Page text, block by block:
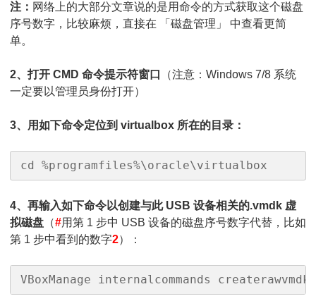
注： 网络上的大部分文章说的是用命令的方式获取这个磁盘
序号数字，比较麻烦，直接在 「磁盘管理」 中查看更简
单。
2、打开 CMD 命令提示符窗口
（注意：Windows 7/8 系统
一定要以管理员身份打开）
3、用如下命令定位到 virtualbox 所在的目录：
cd %programfiles%\oracle\virtualbox
4、再输入如下命令以创建与此 USB 设备相关的.vmdk 虚
拟磁盘 （#用第 1 步中 USB 设备的磁盘序号数字代替，比如
第 1 步中看到的数字2）：
VBoxManage internalcommands